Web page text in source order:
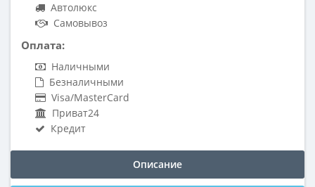
Автолюкс
Самовывоз
Оплата:
Наличными
Безналичными
Visa/MasterCard
Приват24
Кредит
Описание